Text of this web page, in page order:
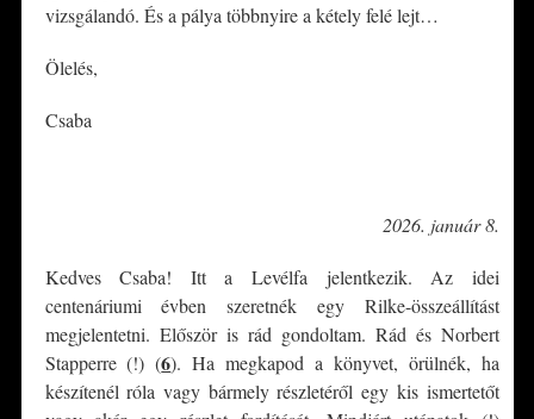
vizsgálandó. És a pálya többnyire a kétely felé lejt…
Ölelés,
Csaba
2026. január 8.
Kedves Csaba! Itt a Levélfa jelentkezik. Az idei
centenáriumi évben szeretnék egy Rilke-összeállítást
megjelentetni. Először is rád gondoltam. Rád és Norbert
Stapperre (!) (6). Ha megkapod a könyvet, örülnék, ha
készítenél róla vagy bármely részletéről egy kis ismertetőt